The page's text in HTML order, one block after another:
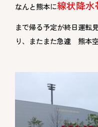
なんと熊本に線状降水
まで帰る予定が終日運転
り、またまた急遽 熊本